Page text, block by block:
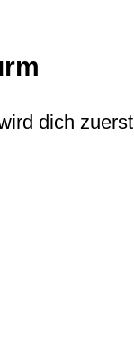
dich zuerst